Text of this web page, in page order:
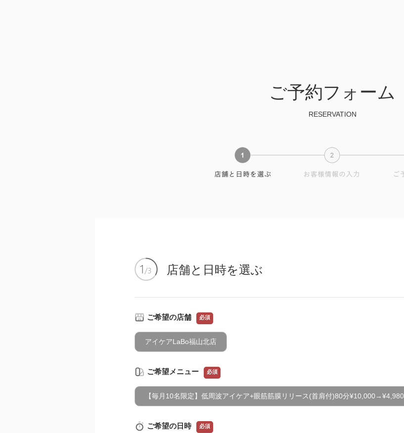
ご予約フォーム
RESERVATION
店舗と日時を選ぶ
ご希望の店舗 必須
アイケアLaBo福山北店
ご希望メニュー 必須
【毎月10名限定】低周波アイケア+眼筋筋膜リリース(首肩付)80分¥10,000→¥4,980
ご希望の日時 必須